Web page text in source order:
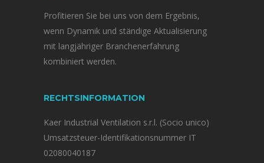
Profitieren Sie bei uns von dem Ergebnis,
wenn Dynamik und ständige Aktualisierung
mit langjähriger Branchenerfahrung
kombiniert werden.
RECHTSINFORMATION
Kaer Industrial Ventilation s.r.l. (Socio unico)
Umsatzsteuer-Identifikationsnummer IT
02080040187